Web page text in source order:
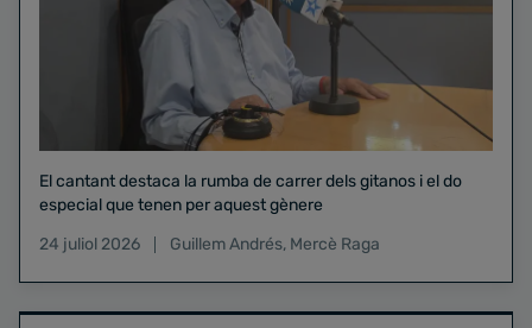
El cantant destaca la rumba de carrer dels gitanos i el do
especial que tenen per aquest gènere
24 juliol 2026
Guillem Andrés, Mercè Raga